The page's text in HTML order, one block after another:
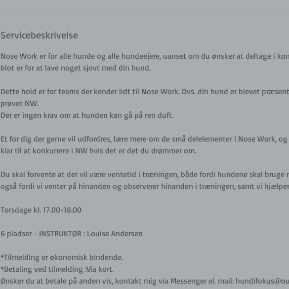
.
3
.
u
.
Servicebeskrivelse
Nose Work er for alle hunde og alle hundeejere, uanset om du ønsker at deltage i
blot er for at lave noget sjovt med din hund.
Dette hold er for teams der kender lidt til Nose Work. Dvs. din hund er blevet
prøvet NW.
Der er ingen krav om at hunden kan gå på ren duft.
Et for dig der gerne vil udfordres, lære mere om de små delelementer i Nose Work,
klar til at konkurrere i NW hvis det er det du drømmer om.
Du skal forvente at der vil være ventetid i træningen, både fordi hundene skal bruge
også fordi vi venter på hinanden og observerer hinanden i træningen, samt vi
Torsdage kl. 17.00-18.00
6 pladser - INSTRUKTØR : Louise Andersen
*Tilmelding er økonomisk bindende.
*Betaling ved tilmelding :Via kort.
Ønsker du at betale på anden vis, kontakt mig via Messenger el. mail: